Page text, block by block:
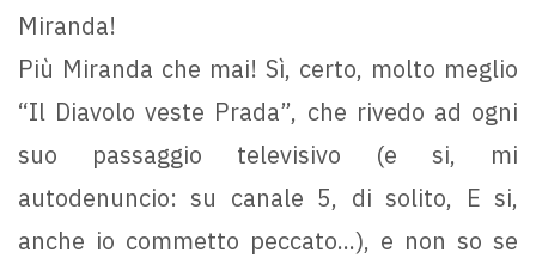
Miranda!
Più Miranda che mai! Sì, certo, molto meglio
“Il Diavolo veste Prada”, che rivedo ad ogni
suo passaggio televisivo (e si, mi
autodenuncio: su canale 5, di solito, E si,
anche io commetto peccato...), e non so se